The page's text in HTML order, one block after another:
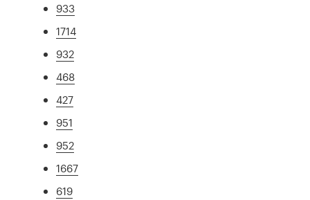
933
1714
932
468
427
951
952
1667
619